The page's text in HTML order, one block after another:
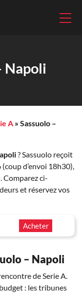
Napoli
A » Sassuolo –
? Sassuolo reçoit
d’envoi 18h30),
Comparez ci-
et réservez vos
Acheter
– Napoli
de Serie A.
: les tribunes